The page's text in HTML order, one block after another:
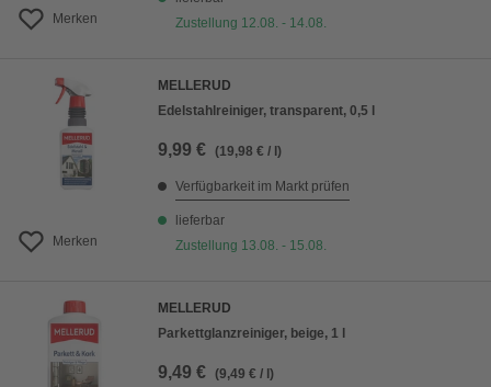
Merken
Zustellung 12.08. - 14.08.
Merken
MELLERUD
Edelstahlreiniger, transparent, 0,5 l
9,99 € (19,98 € / l)
Verfügbarkeit im Markt prüfen
lieferbar
Zustellung 13.08. - 15.08.
MELLERUD
Parkettglanzreiniger, beige, 1 l
9,49 € (9,49 € / l)